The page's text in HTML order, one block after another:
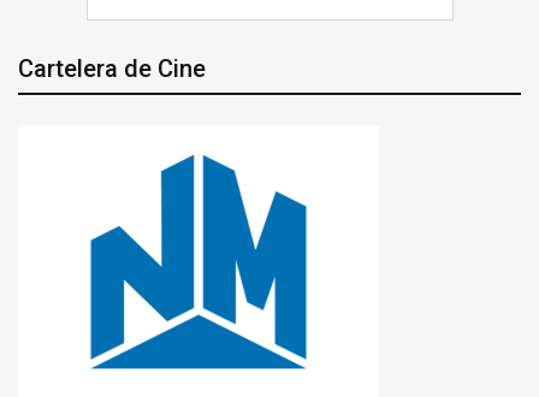
Cartelera de Cine